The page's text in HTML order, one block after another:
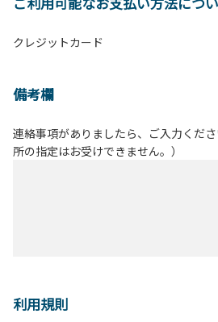
クレジットカード
備考欄
連絡事項がありましたら、ご入力くだ
所の指定はお受けできません。）
利用規則